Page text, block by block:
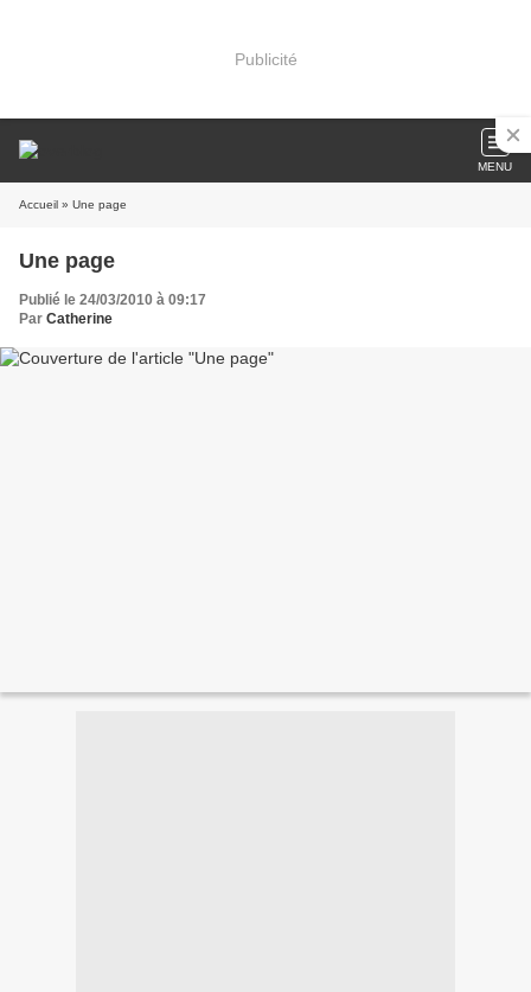
Publicité
MENU
Accueil » Une page
Une page
Publié le 24/03/2010 à 09:17
Par Catherine